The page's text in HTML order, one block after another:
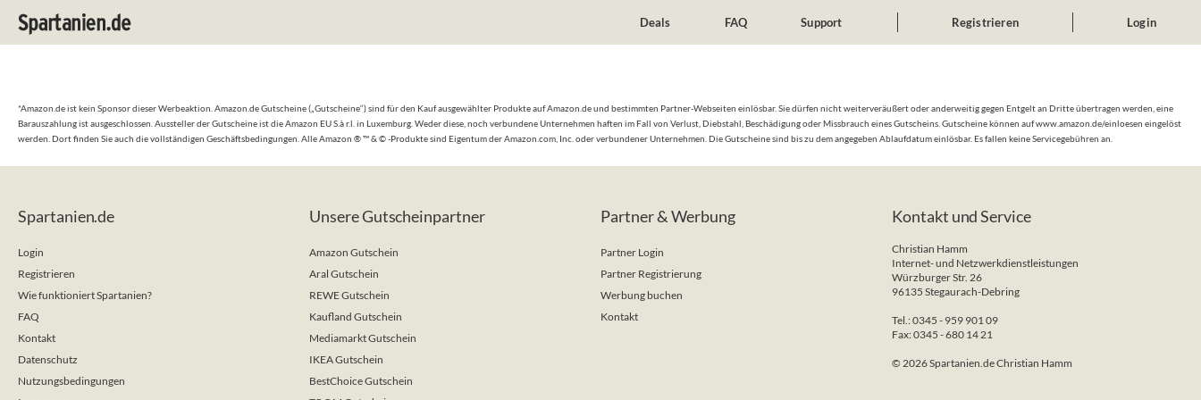
Deals FAQ Support Registrieren Login
*Amazon.de ist kein Sponsor dieser Werbeaktion. Amazon.de Gutscheine („Gutscheine“) sind für den Kauf ausgewählter Produkte auf Amazon.de und bestimmten Partner-Webseiten einlösbar. Sie dürfen nicht weiterveräußert oder anderweitig gegen Entgelt an Dritte übertragen werden, eine
Barauszahlung ist ausgeschlossen. Aussteller der Gutscheine ist die Amazon EU S.à r.l. in Luxemburg. Weder diese, noch verbundene Unternehmen haften im Fall von Verlust, Diebstahl, Beschädigung oder Missbrauch eines Gutscheins. Gutscheine können auf www.amazon.de/einloesen eingelöst
werden. Dort finden Sie auch die vollständigen Geschäftsbedingungen. Alle Amazon ® ™ & © -Produkte sind Eigentum der Amazon.com, Inc. oder verbundener Unternehmen. Die Gutscheine sind bis zu dem angegeben Ablaufdatum einlösbar. Es fallen keine Servicegebühren an.
Spartanien.de
Login
Registrieren
Wie funktioniert Spartanien?
FAQ
Kontakt
Datenschutz
Nutzungsbedingungen
Unsere Gutscheinpartner
Amazon Gutschein
Aral Gutschein
REWE Gutschein
Kaufland Gutschein
Mediamarkt Gutschein
IKEA Gutschein
BestChoice Gutschein
Partner & Werbung
Partner Login
Partner Registrierung
Werbung buchen
Kontakt
Kontakt und Service
Christian Hamm
Internet- und Netzwerkdienstleistungen
Würzburger Str. 26
96135 Stegaurach-Debring
Tel.: 0345 - 959 901 09
Fax: 0345 - 680 14 21
© 2026 Spartanien.de Christian Hamm